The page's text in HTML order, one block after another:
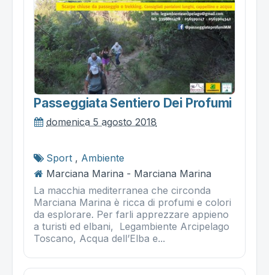
Passeggiata Sentiero Dei Profumi
domenica 5 agosto 2018
Sport , Ambiente
Marciana Marina - Marciana Marina
La macchia mediterranea che circonda
Marciana Marina è ricca di profumi e colori
da esplorare. Per farli apprezzare appieno
a turisti ed elbani, Legambiente Arcipelago
Toscano, Acqua dell’Elba e...